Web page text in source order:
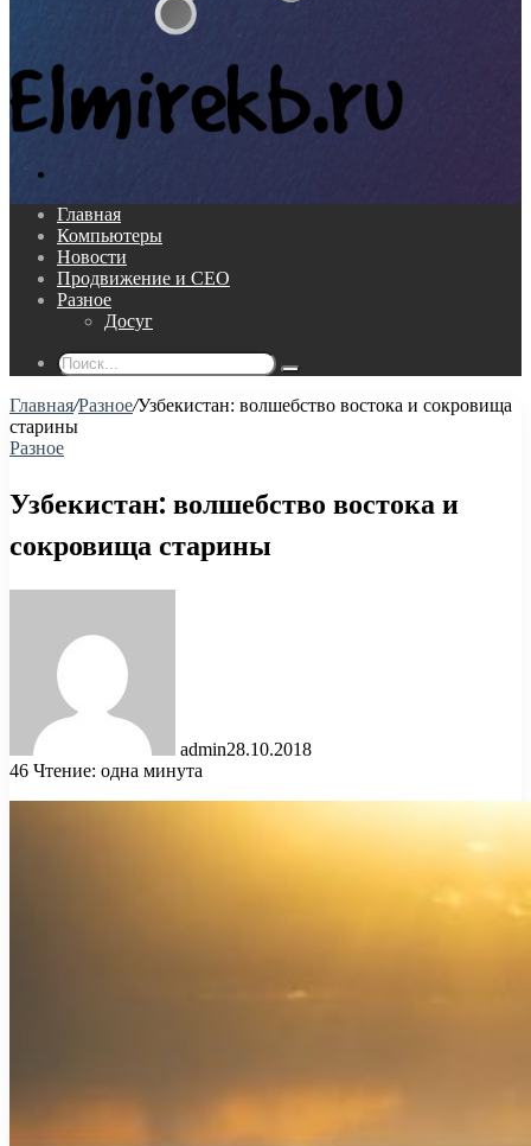
Главная
Компьютеры
Новости
Продвижение и СЕО
Разное
Досуг
Поиск...
Главная/Разное/Узбекистан: волшебство востока и сокровища
старины
Разное
Узбекистан: волшебство востока и
сокровища старины
admin28.10.2018
46 Чтение: одна минута